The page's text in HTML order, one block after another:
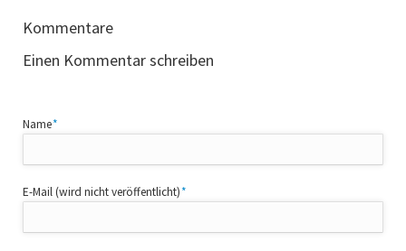
Kommentare
Einen Kommentar schreiben
Pflichtfeld
Name*
Pflichtfeld
E-Mail (wird nicht veröffentlicht)*